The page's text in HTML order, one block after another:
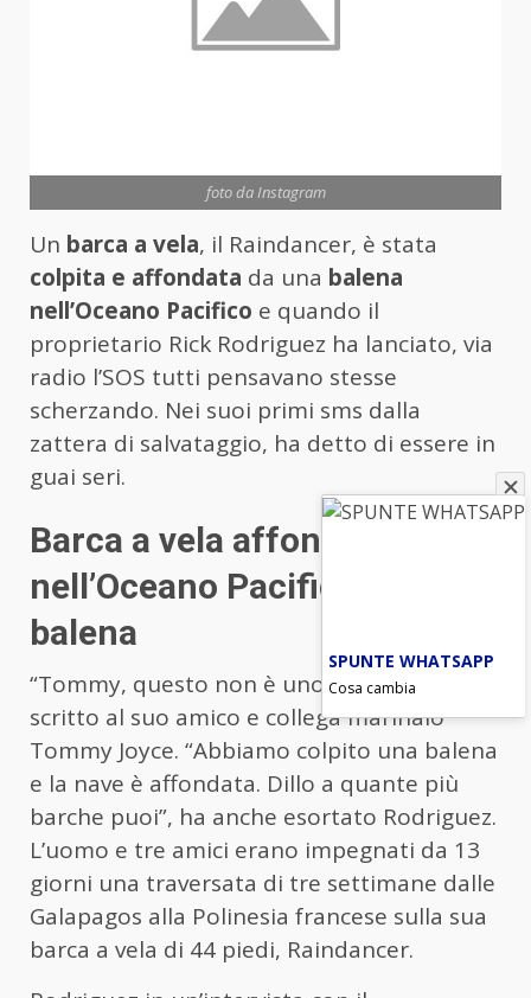
foto da Instagram
Un barca a vela, il Raindancer, è stata
colpita e affondata da una balena
nell’Oceano Pacifico e quando il
proprietario Rick Rodriguez ha lanciato, via
radio l’SOS tutti pensavano stesse
scherzando. Nei suoi primi sms dalla
zattera di salvataggio, ha detto di essere in
guai seri.
Barca a vela affondata
nell’Oceano Pacifico da una
balena
“Tommy, questo non è uno scherzo”, ha
scritto al suo amico e collega marinaio
Tommy Joyce. “Abbiamo colpito una balena
e la nave è affondata. Dillo a quante più
barche puoi”, ha anche esortato Rodriguez.
L’uomo e tre amici erano impegnati da 13
giorni una traversata di tre settimane dalle
Galapagos alla Polinesia francese sulla sua
barca a vela di 44 piedi, Raindancer.
SPUNTE WHATSAPP
Cosa cambia